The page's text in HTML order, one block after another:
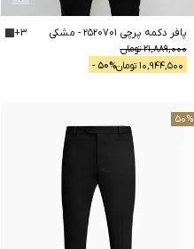
پافر دکمه پرچی 2520701 - مشکی
21,889,000تومان
10,944,500 تومان 50% -
+3
50%